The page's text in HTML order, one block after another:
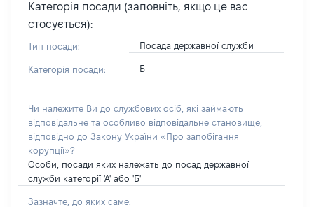
Категорія посади (заповніть, якщо це вас
стосується):
Тип посади: Посада державної служби
Категорія посади: Б
Чи належите Ви до службових осіб, які займають
відповідальне та особливо відповідальне становище,
відповідно до Закону України «Про запобігання
корупції»?
Особи, посади яких належать до посад державної
служби категорії 'А' або 'Б'
Зазначте, до яких саме: